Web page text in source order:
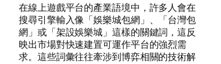
在線上遊戲平台的產業語境中，許多人會在
搜尋引擎輸入像「娛樂城包網」、「台灣包
網」或「架設娛樂城」這樣的關鍵詞，這反
映出市場對快速建置可運作平台的強烈需
求。這些詞彙往往牽涉到博弈相關的技術解